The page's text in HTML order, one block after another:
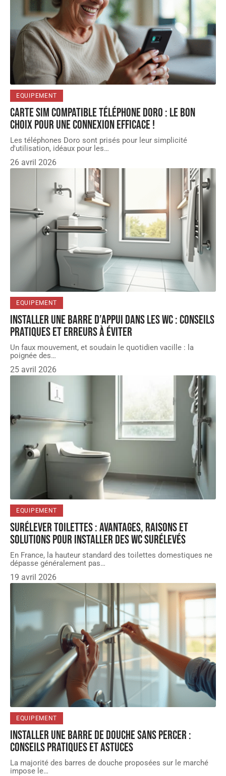
EQUIPEMENT
Carte SIM compatible téléphone Doro : le bon
choix pour une connexion efficace !
Les téléphones Doro sont prisés pour leur simplicité
d'utilisation, idéaux pour les…
26 avril 2026
EQUIPEMENT
Installer une barre d’appui dans les WC : conseils
pratiques et erreurs à éviter
Un faux mouvement, et soudain le quotidien vacille : la
poignée des…
25 avril 2026
EQUIPEMENT
Surélever toilettes : avantages, raisons et
solutions pour installer des WC surélevés
En France, la hauteur standard des toilettes domestiques ne
dépasse généralement pas…
19 avril 2026
EQUIPEMENT
Installer une barre de douche sans percer :
conseils pratiques et astuces
La majorité des barres de douche proposées sur le marché
impose le…